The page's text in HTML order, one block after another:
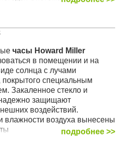
настенному кронштейну
видимость часов с
с оцинкованным креплением
38 см.
часы Howard Miller
в помещении и на
солнца с лучами
покрытого специальным
Закаленное стекло и
защищают
воздействий.
влажности воздуха вынесены
подробнее >>